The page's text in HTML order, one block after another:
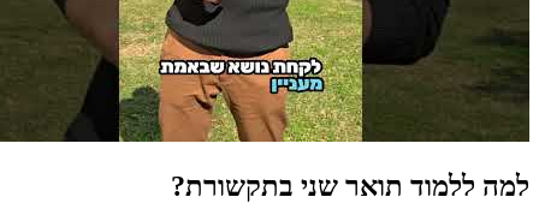
למה ללמוד תואר שני בתקשורת?